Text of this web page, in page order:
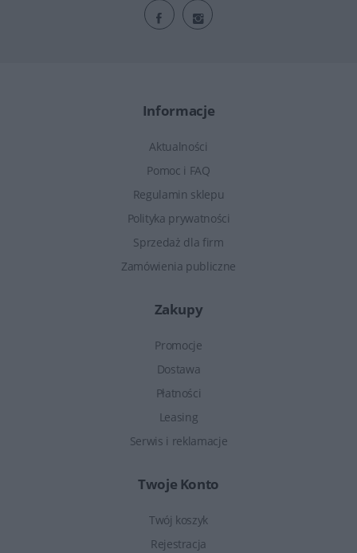
Informacje
Aktualności
Pomoc i FAQ
Regulamin sklepu
Polityka prywatności
Sprzedaż dla firm
Zamówienia publiczne
Zakupy
Promocje
Dostawa
Płatności
Leasing
Serwis i reklamacje
Twoje Konto
Twój koszyk
Rejestracja